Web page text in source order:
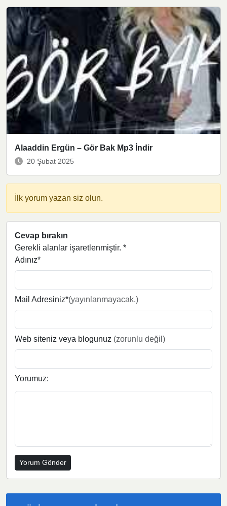
Alaaddin Ergün – Gör Bak Mp3 İndir
20 Şubat 2025
İlk yorum yazan siz olun.
Cevap bırakın
Gerekli alanlar işaretlenmiştir. *
Adınız*
Mail Adresiniz*(yayınlanmayacak.)
Web siteniz veya blogunuz (zorunlu değil)
Yorumuz: